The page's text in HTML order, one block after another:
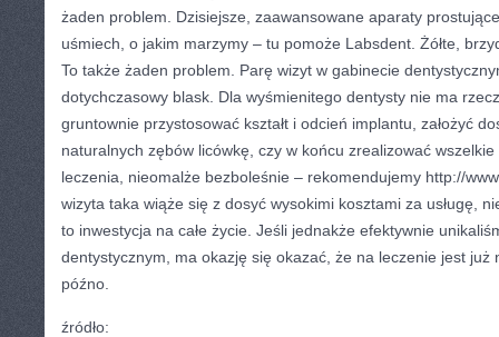
żaden problem. Dzisiejsze, zaawansowane aparaty
uśmiech, o jakim marzymy – tu pomoże Labsdent. Żółte,
To także żaden problem. Parę wizyt w gabinecie
dotychczasowy blask. Dla wyśmienitego dentysty nie ma
gruntownie przystosować kształt i odcień implantu, założyć
naturalnych zębów licówkę, czy w końcu zrealizować
leczenia, nieomalże bezboleśnie – rekomendujemy http://
wizyta taka wiąże się z dosyć wysokimi kosztami za usługę,
to inwestycja na całe życie. Jeśli jednakże efektywnie
dentystycznym, ma okazję się okazać, że na leczenie jest już
późno.
źródło: